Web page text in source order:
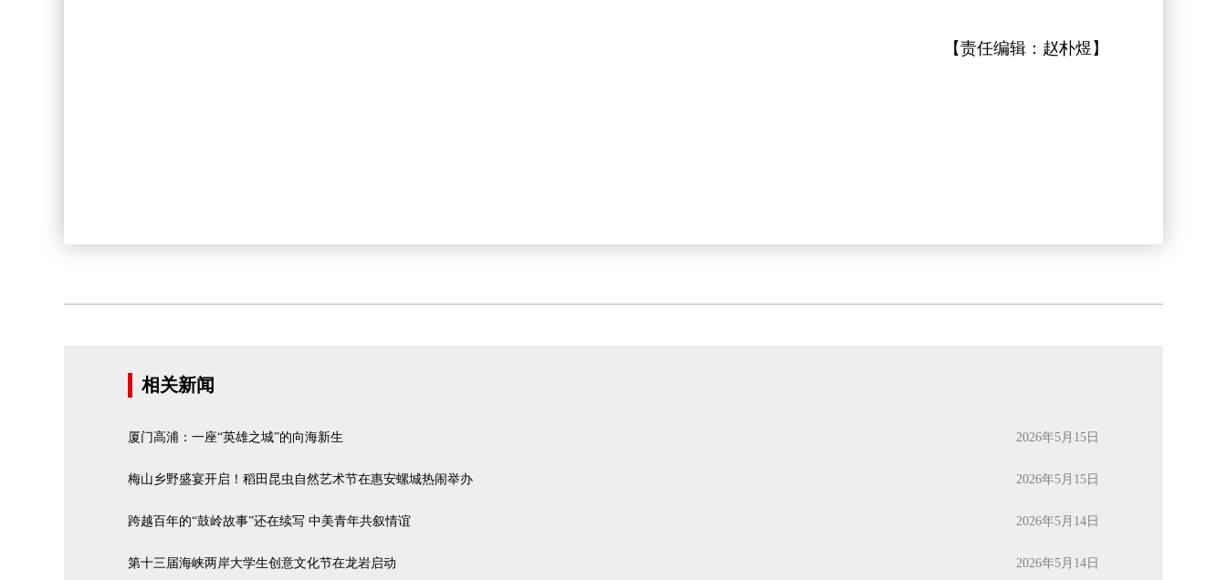
【责任编辑： 赵朴煜 】
相关新闻
厦门高浦：一座“英雄之城”的向海新生 2026年5月15日
梅山乡野盛宴开启！稻田昆虫自然艺术节在惠安螺城热闹举办 2026年5月15日
跨越百年的“鼓岭故事”还在续写 中美青年共叙情谊 2026年5月14日
第十三届海峡两岸大学生创意文化节在龙岩启动 2026年5月14日